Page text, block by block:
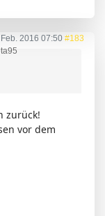
2016 07:50 #183
zurück!
vor dem